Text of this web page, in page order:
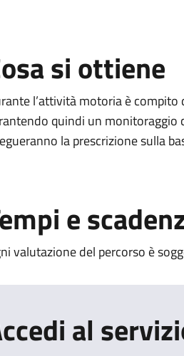
si ottiene
l’attività motoria è
quindi un monitoraggio
la prescrizione sulla
e
valutazione del percorso è
al